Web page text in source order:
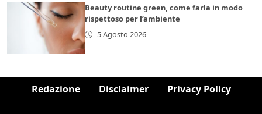
Beauty routine green, come farla in modo
rispettoso per l’ambiente
5 Agosto 2026
Redazione Disclaimer Privacy Policy